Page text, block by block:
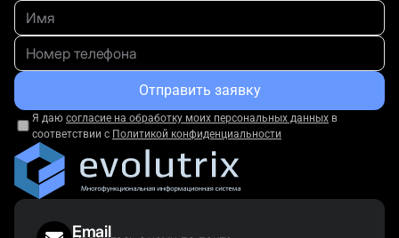
Мы будем рады Вамвсе
объяснить.
Оставьте свой контактный телефон и наш
специалист свяжется с Вами.
Отправить заявку
Я даю согласие на обработку моих персональных данных в
соответствии с Политикой конфиденциальности
Email